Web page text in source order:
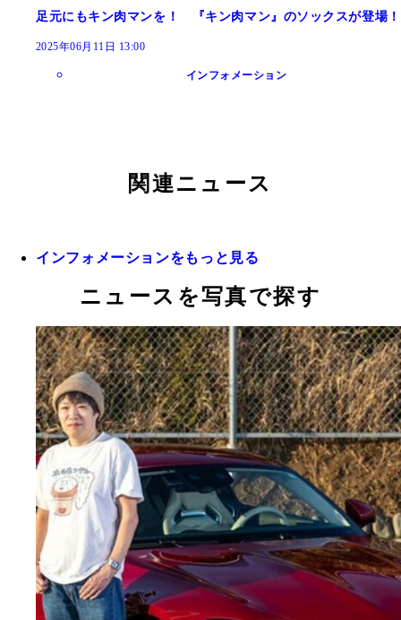
足元にもキン肉マンを！ 『キン肉マン』のソックスが登場！
2025年06月11日 13:00
インフォメーション
関連ニュース
インフォメーションをもっと見る
ニュースを写真で探す